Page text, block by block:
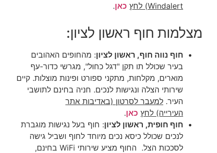
Windalert) לחץ
כאן.
מצלמות חוף ראשון לציון:
חוף נווה חוף, ראשון לציון: מהחופים האהובים
בעיר שכולל תו תקן "דגל כחול", מגרשי כדור-עף
מוארים, מקלחות, מתקני ספורט ופינות מוצלות. קיים
שירותי הצלה ונגישות לנכים. חניה בחינם לתושבי
העיר. למעבר לסרטון (באדיבות אתר
העירייה) לחץ כאן.
חוף חופית, ראשון לציון: חוף בעל נגישות מוגברת
לנכים שכולל כיסא נכים מיוחד לחוף ושביל גישה
לסככות הצל. החוף מציע שירותי WiFi בחינם,